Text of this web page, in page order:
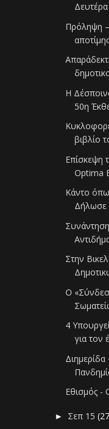
Πρόληψη
Η
50η
βιβλίο
Επίσκεψη
Οptima
Κάντο
Δήλωσε
Στην
Ο
4
για τον
Εθισμός -
► Σεπ 15